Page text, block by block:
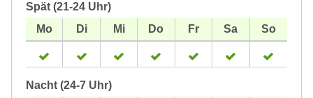
Spät (21-24 Uhr)
Nacht (24-7 Uhr)